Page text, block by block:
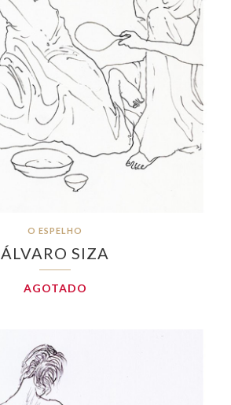
O ESPELHO
ÁLVARO SIZA
AGOTADO